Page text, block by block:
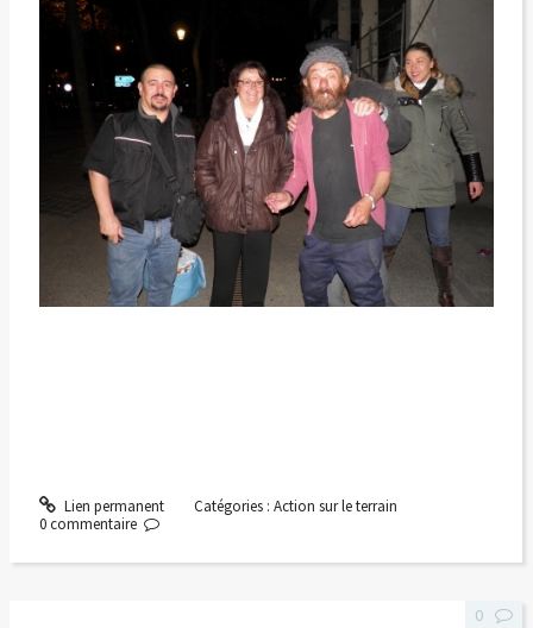
Lien permanent Catégories : Action sur le terrain
0 commentaire
0